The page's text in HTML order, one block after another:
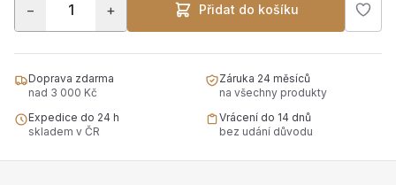
− + Přidat do košíku
Doprava zdarma
nad 3 000 Kč
Záruka 24 měsíců
na všechny produkty
Expedice do 24 h
skladem v ČR
Vrácení do 14 dnů
bez udání důvodu